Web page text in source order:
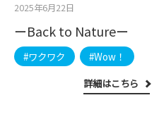
2025年6月22日
ーBack to Natureー
#ワクワク
#Wow！
詳細はこちら